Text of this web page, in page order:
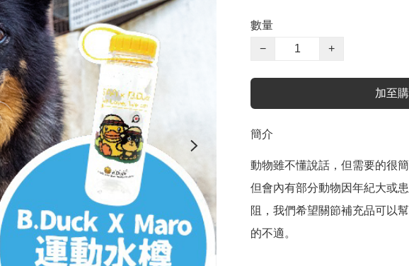
數量
−
+
加至
簡介
動物雖不懂說話，但需要的很
但會內有部分動物因年紀大或
阻，我們希望關節補充品可以
的不適。